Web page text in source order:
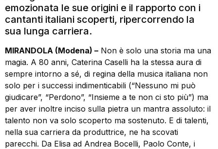
emozionata le sue origini e il rapporto con i
cantanti italiani scoperti, ripercorrendo la
sua lunga carriera.
MIRANDOLA (Modena) – Non è solo una storia ma una
magia. A 80 anni, Caterina Caselli ha la stessa aura di
sempre intorno a sé, di regina della musica italiana non
solo per i successi indimenticabili (“Nessuno mi può
giudicare”, “Perdono”, “Insieme a te non ci sto più”) ma
per aver inoltre inciso sulla pietra un mantra assoluto: il
talento non va solo scoperto ma sostenuto. E di talenti,
nella sua carriera da produttrice, ne ha scovati
parecchi. Da Elisa ad Andrea Bocelli, Paolo Conte, i